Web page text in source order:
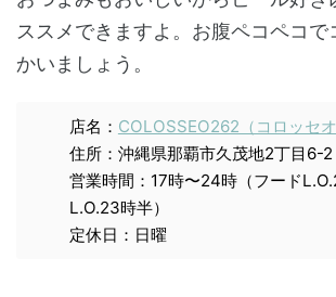
ススメできますよ。お腹ペコペコで
かいましょう。
店名： COLOSSEO262（コロッセオ
住所：沖縄県那覇市久茂地2丁目6-2
営業時間：17時〜24時（フード
L.O.23時半）
定休日：日曜